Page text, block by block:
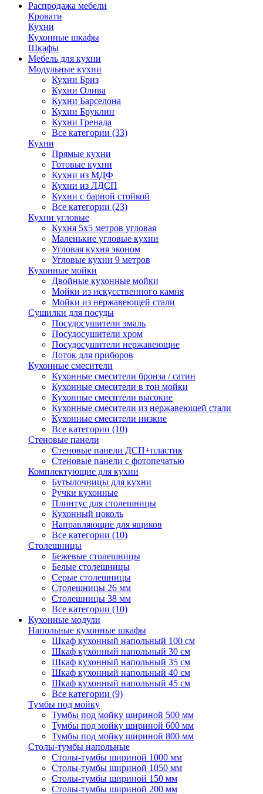
Распродажа мебели
Кровати
Кухни
Кухонные шкафы
Шкафы
Мебель для кухни
Модульные кухни
Кухни Бриз
Кухни Олива
Кухни Барселона
Кухни Бруклин
Кухни Гренада
Все категории (33)
Кухни
Прямые кухни
Готовые кухни
Кухни из МДФ
Кухни из ЛДСП
Кухни с барной стойкой
Все категории (23)
Кухни угловые
Кухня 5х5 метров угловая
Маленькие угловые кухни
Угловая кухня эконом
Угловые кухни 9 метров
Кухонные мойки
Двойные кухонные мойки
Мойки из искусственного камня
Мойки из нержавеющей стали
Сушилки для посуды
Посудосушители эмаль
Посудосушители хром
Посудосушители нержавеющие
Лоток для приборов
Кухонные смесители
Кухонные смесители бронза / сатин
Кухонные смесители в тон мойки
Кухонные смесители высокие
Кухонные смесители из нержавеющей стали
Кухонные смесители низкие
Все категории (10)
Стеновые панели
Стеновые панели ДСП+пластик
Стеновые панели с фотопечатью
Комплектующие для кухни
Бутылочницы для кухни
Ручки кухонные
Плинтус для столешницы
Кухонный цоколь
Направляющие для ящиков
Все категории (10)
Столешницы
Бежевые столешницы
Белые столешницы
Серые столешницы
Столешницы 26 мм
Столешницы 38 мм
Все категории (10)
Кухонные модули
Напольные кухонные шкафы
Шкаф кухонный напольный 100 см
Шкаф кухонный напольный 30 см
Шкаф кухонный напольный 35 см
Шкаф кухонный напольный 40 см
Шкаф кухонный напольный 45 см
Все категории (9)
Тумбы под мойку
Тумбы под мойку шириной 500 мм
Тумбы под мойку шириной 600 мм
Тумбы под мойку шириной 800 мм
Столы-тумбы напольные
Столы-тумбы шириной 1000 мм
Столы-тумбы шириной 1050 мм
Столы-тумбы шириной 150 мм
Столы-тумбы шириной 200 мм